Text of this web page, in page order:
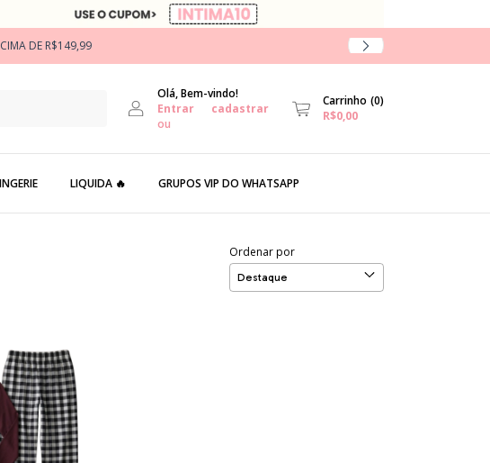
DE R$149,99
Olá, Bem-vindo!
Entrar
ou
cadastrar Carrinho (0)
R$0,00
LIQUIDA 🔥 GRUPOS VIP DO WHATSAPP
Ordenar por